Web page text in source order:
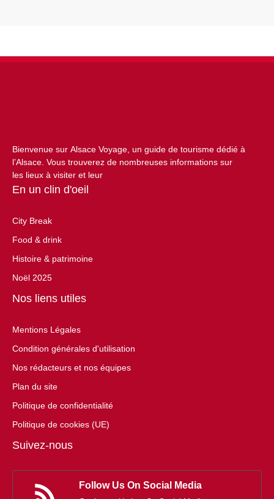
Bienvenue sur Alsace Voyage, un guide de tourisme dédié à
l’Alsace. Vous trouverez de nombreuses informations sur
les lieux à visiter et leur
En un clin d'oeil
City Break
Food & drink
Histoire & patrimoine
Noël 2025
Nos liens utiles
Mentions Légales
Condition générales d'utilisation
Nos rédacteurs et nos équipes
Plan du site
Politique de confidentialité
Politique de cookies (UE)
Suivez-nous
Follow Us On Social Media